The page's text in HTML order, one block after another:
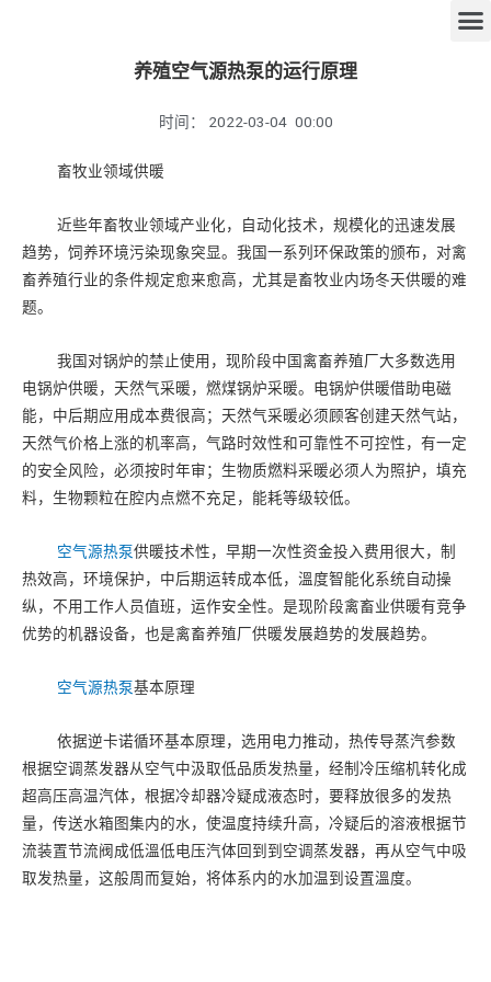
养殖空气源热泵的运行原理
时间： 2022-03-04 00:00
畜牧业领域供暖
近些年畜牧业领域产业化，自动化技术，规模化的迅速发展
趋势，饲养环境污染现象突显。我国一系列环保政策的颁布，对禽
畜养殖行业的条件规定愈来愈高，尤其是畜牧业内场冬天供暖的难
题。
我国对锅炉的禁止使用，现阶段中国禽畜养殖厂大多数选用
电锅炉供暖，天然气采暖，燃煤锅炉采暖。电锅炉供暖借助电磁
能，中后期应用成本费很高；天然气采暖必须顾客创建天然气站，
天然气价格上涨的机率高，气路时效性和可靠性不可控性，有一定
的安全风险，必须按时年审；生物质燃料采暖必须人为照护，填充
料，生物颗粒在腔内点燃不充足，能耗等级较低。
空气源热泵供暖技术性，早期一次性资金投入费用很大，制
热效高，环境保护，中后期运转成本低，溫度智能化系统自动操
纵，不用工作人员值班，运作安全性。是现阶段禽畜业供暖有竞争
优势的机器设备，也是禽畜养殖厂供暖发展趋势的发展趋势。
空气源热泵基本原理
依据逆卡诺循环基本原理，选用电力推动，热传导蒸汽参数
根据空调蒸发器从空气中汲取低品质发热量，经制冷压缩机转化成
超高压高温汽体，根据冷却器冷疑成液态时，要释放很多的发热
量，传送水箱图集内的水，使温度持续升高，冷疑后的溶液根据节
流装置节流阀成低溫低电压汽体回到到空调蒸发器，再从空气中吸
取发热量，这般周而复始，将体系内的水加温到设置溫度。